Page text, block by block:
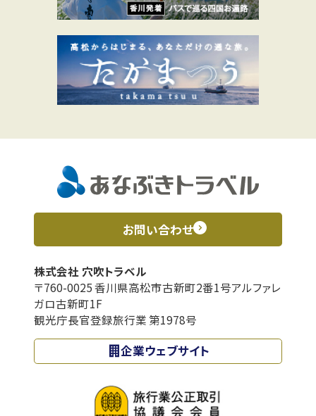
お問い合わせ
株式会社 穴吹トラベル
〒760-0025 香川県高松市古新町2番1号アルファレ
ガロ古新町1F
観光庁長官登録旅行業 第1978号
企業ウェブサイト